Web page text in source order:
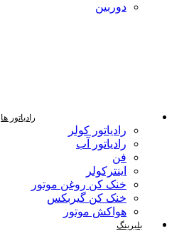
دوربین
رادیاتور ها
رادیاتور کولر
رادیاتور آب
فن
اینترکولر
خنک کن روغن موتور
خنک کن گیربکس
هواکش موتور
بلبرینگ